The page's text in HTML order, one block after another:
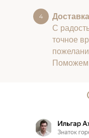
С
точное
Поможем